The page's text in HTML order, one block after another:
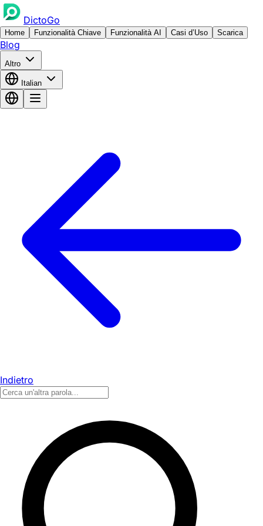
DictoGo
Home Funzionalità Chiave Funzionalità AI Casi d’Uso Scarica
Blog
Altro
Italian
Indietro